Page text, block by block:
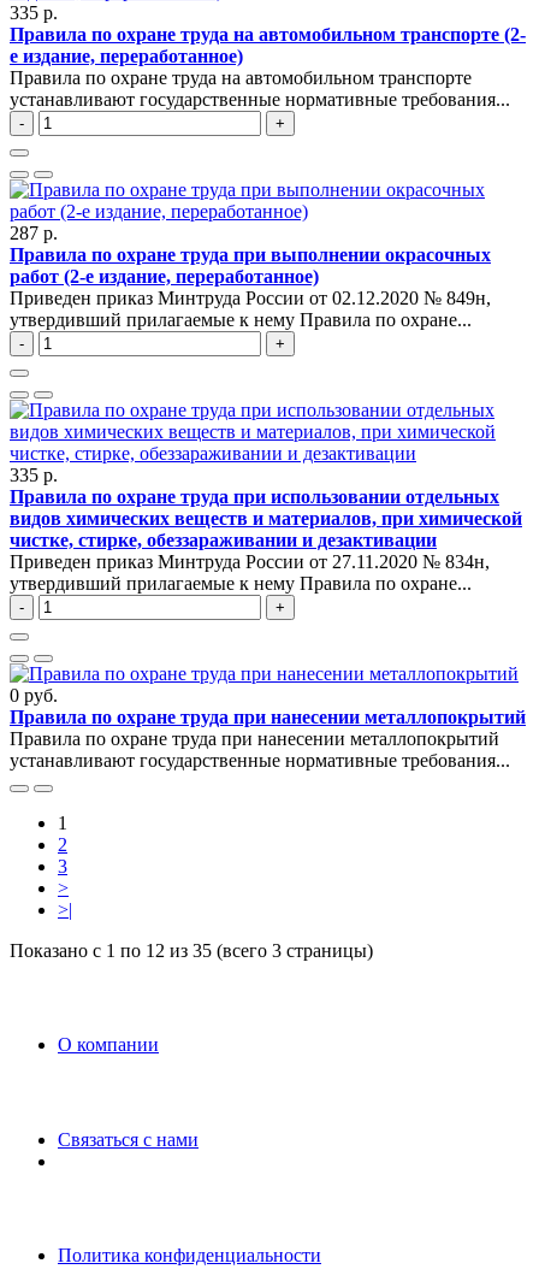
335 р.
Правила по охране труда на автомобильном транспорте (2-
е издание, переработанное)
Правила по охране труда на автомобильном транспорте
устанавливают государственные нормативные требования...
- +
287 р.
Правила по охране труда при выполнении окрасочных
работ (2-е издание, переработанное)
Приведен приказ Минтруда России от 02.12.2020 № 849н,
утвердивший прилагаемые к нему Правила по охране...
- +
335 р.
Правила по охране труда при использовании отдельных
видов химических веществ и материалов, при химической
чистке, стирке, обеззараживании и дезактивации
Приведен приказ Минтруда России от 27.11.2020 № 834н,
утвердивший прилагаемые к нему Правила по охране...
- +
0 руб.
Правила по охране труда при нанесении металлопокрытий
Правила по охране труда при нанесении металлопокрытий
устанавливают государственные нормативные требования...
1
2
3
>
>|
Показано с 1 по 12 из 35 (всего 3 страницы)
O компании
Связаться с нами
Политика конфиденциальности